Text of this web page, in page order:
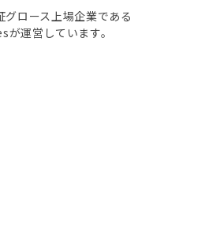
グロース上場企業である
運営しています。